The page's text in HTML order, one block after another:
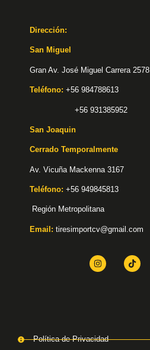
Dirección:
San Miguel
Gran Av. José Miguel Carrera 2578.
Teléfono: +56 984788613
+56 931385952
San Joaquin
Cerrado Temporalmente
Av. Vicuña Mackenna 3167
Teléfono: +56 949845813
Región Metropolitana
Email: tiresimportcv@gmail.com
Política de Privacidad